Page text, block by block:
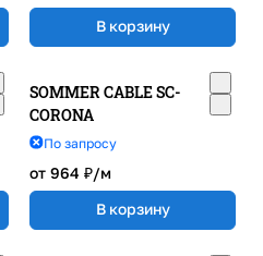
В корзину
SOMMER CABLE SC-
CORONA
По запросу
от 964 ₽/м
В корзину